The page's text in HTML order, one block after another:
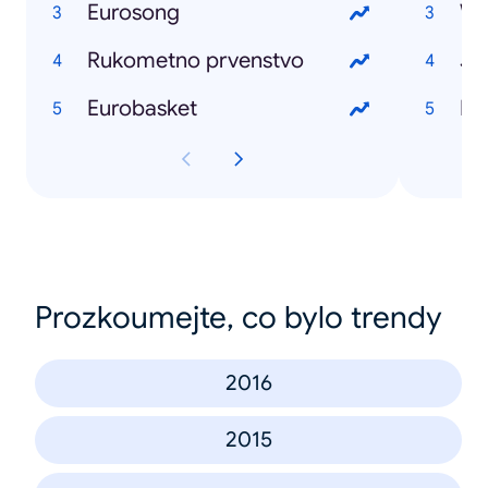
Eurosong
Rukometno prvenstvo
Eurobasket
Prozkoumejte, co bylo trendy
2016
2015